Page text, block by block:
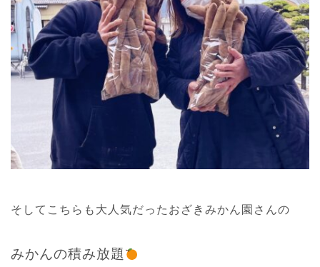
そしてこちらも大人気だったおざきみかん園さんの
みかんの積み放題